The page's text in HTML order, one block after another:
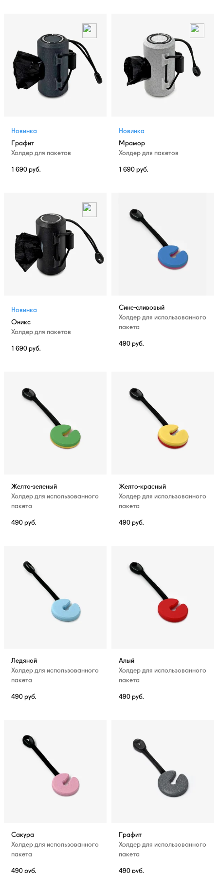
Новинка
Графит
Холдер для пакетов
1 690 руб.
Новинка
Мрамор
Холдер для пакетов
1 690 руб.
Новинка
Оникс
Холдер для пакетов
1 690 руб.
Сине-сливовый
Холдер для использованного
пакета
490 руб.
Желто-зеленый
Холдер для использованного
пакета
490 руб.
Желто-красный
Холдер для использованного
пакета
490 руб.
Ледяной
Холдер для использованного
пакета
490 руб.
Алый
Холдер для использованного
пакета
490 руб.
Сакура
Холдер для использованного
пакета
490 руб.
Графит
Холдер для использованного
пакета
490 руб.